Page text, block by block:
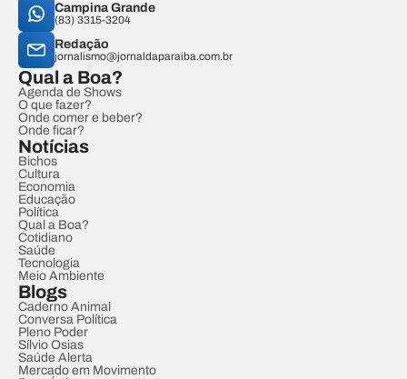
Campina Grande
(83) 3315-3204
Redação
jornalismo@jornaldaparaiba.com.br
Qual a Boa?
Agenda de Shows
O que fazer?
Onde comer e beber?
Onde ficar?
Notícias
Bichos
Cultura
Economia
Educação
Política
Qual a Boa?
Cotidiano
Saúde
Tecnologia
Meio Ambiente
Blogs
Caderno Animal
Conversa Política
Pleno Poder
Sílvio Osias
Saúde Alerta
Mercado em Movimento